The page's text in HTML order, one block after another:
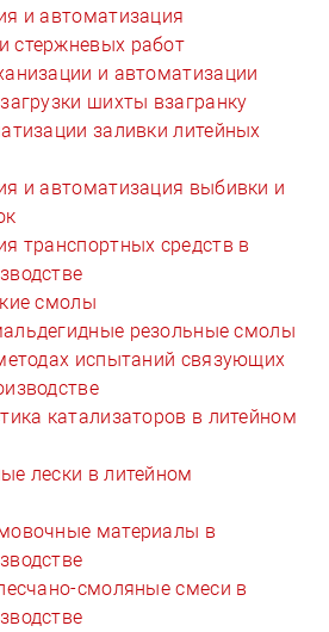
и автоматизация
стержневых работ
и автоматизации
шихты взагранку
заливки литейных
и автоматизация выбивки и
транспортных средств в
смолы
резольные смолы
испытаний связующих
катализаторов в литейном
лески в литейном
материалы в
смоляные смеси в